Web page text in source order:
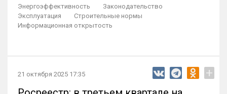
Энергоэффективность
Законодательство
Эксплуатация
Строительные нормы
Информационная открытость
21 октября 2025 17:35 +